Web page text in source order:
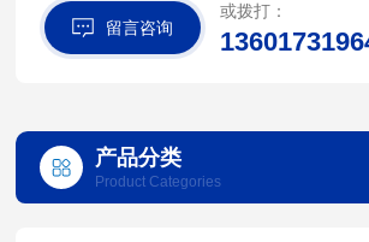
留言咨询
或拨打：
产品分类
Product Categories